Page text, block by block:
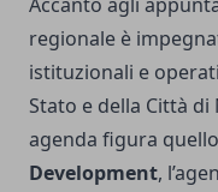
regionale è
istituzionali e
Stato e della Città di
agenda figura
Development,